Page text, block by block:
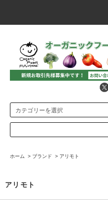
ホーム > ブランド > アリモト
アリモト